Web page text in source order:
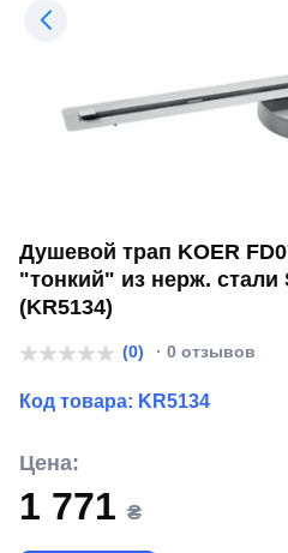
Душевой трап KOER
"тонкий" из нерж. стали
(KR5134)
(0) · 0 отзывов
Код товара: KR5134
Цена:
1 771 ₴